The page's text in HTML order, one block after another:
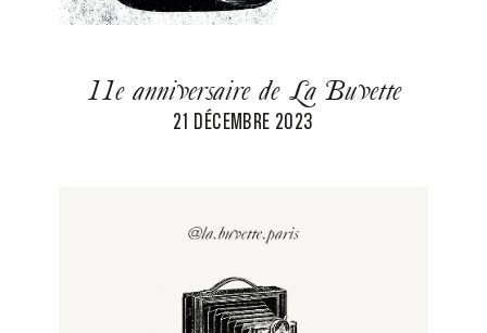
11e anniversaire de La Buvette
21 DÉCEMBRE 2023